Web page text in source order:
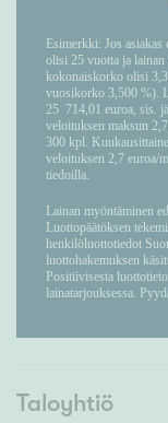
Taloyhtiö